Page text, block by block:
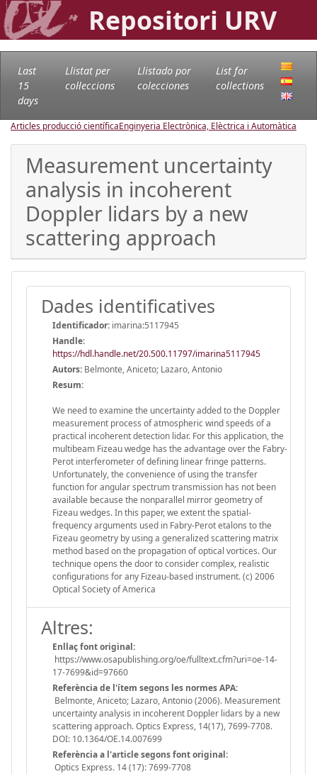
Repositori URV
Last
15
days
Llistat per
col·leccions
Llistado por
colecciones
List for
collections
Articles producció científicaEnginyeria Electrònica, Elèctrica i Automàtica
Measurement uncertainty
analysis in incoherent
Doppler lidars by a new
scattering approach
Dades identificatives
Identificador: imarina:5117945
Handle:
https://hdl.handle.net/20.500.11797/imarina5117945
Autors: Belmonte, Aniceto; Lazaro, Antonio
Resum:
We need to examine the uncertainty added to the Doppler
measurement process of atmospheric wind speeds of a
practical incoherent detection lidar. For this application, the
multibeam Fizeau wedge has the advantage over the Fabry-
Perot interferometer of defining linear fringe patterns.
Unfortunately, the convenience of using the transfer
function for angular spectrum transmission has not been
available because the nonparallel mirror geometry of
Fizeau wedges. In this paper, we extent the spatial-
frequency arguments used in Fabry-Perot etalons to the
Fizeau geometry by using a generalized scattering matrix
method based on the propagation of optical vortices. Our
technique opens the door to consider complex, realistic
configurations for any Fizeau-based instrument. (c) 2006
Optical Society of America
Altres:
Enllaç font original:
https://www.osapublishing.org/oe/fulltext.cfm?uri=oe-14-
17-7699&id=97660
Referència de l'ítem segons les normes APA:
Belmonte, Aniceto; Lazaro, Antonio (2006). Measurement
uncertainty analysis in incoherent Doppler lidars by a new
scattering approach. Optics Express, 14(17), 7699-7708.
DOI: 10.1364/OE.14.007699
Referència a l'article segons font original:
Optics Express. 14 (17): 7699-7708